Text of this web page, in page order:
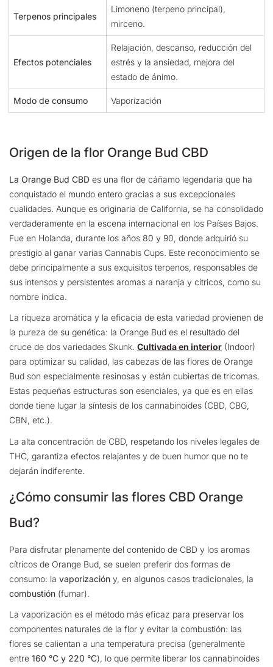
Terpenos principales
Limoneno (terpeno principal),
mirceno.
Efectos potenciales
Relajación, descanso, reducción del
estrés y la ansiedad, mejora del
estado de ánimo.
Modo de consumo Vaporización
Origen de la flor Orange Bud CBD
La Orange Bud CBD es una flor de cáñamo legendaria que ha
conquistado el mundo entero gracias a sus excepcionales
cualidades. Aunque es originaria de California, se ha consolidado
verdaderamente en la escena internacional en los Países Bajos.
Fue en Holanda, durante los años 80 y 90, donde adquirió su
prestigio al ganar varias Cannabis Cups. Este reconocimiento se
debe principalmente a sus exquisitos terpenos, responsables de
sus intensos y persistentes aromas a naranja y cítricos, como su
nombre indica.
La riqueza aromática y la eficacia de esta variedad provienen de
la pureza de su genética: la Orange Bud es el resultado del
cruce de dos variedades Skunk. Cultivada en interior (Indoor)
para optimizar su calidad, las cabezas de las flores de Orange
Bud son especialmente resinosas y están cubiertas de tricomas.
Estas pequeñas estructuras son esenciales, ya que es en ellas
donde tiene lugar la síntesis de los cannabinoides (CBD, CBG,
CBN, etc.).
La alta concentración de CBD, respetando los niveles legales de
THC, garantiza efectos relajantes y de buen humor que no te
dejarán indiferente.
¿Cómo consumir las flores CBD Orange
Bud?
Para disfrutar plenamente del contenido de CBD y los aromas
cítricos de Orange Bud, se suelen preferir dos formas de
consumo: la vaporización y, en algunos casos tradicionales, la
combustión (fumar).
La vaporización es el método más eficaz para preservar los
componentes naturales de la flor y evitar la combustión: las
flores se calientan a una temperatura precisa (generalmente
entre 160 °C y 220 °C), lo que permite liberar los cannabinoides